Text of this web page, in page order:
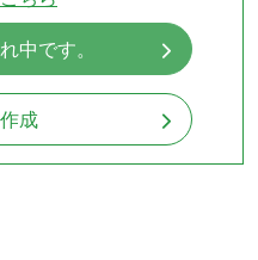
中です。
成